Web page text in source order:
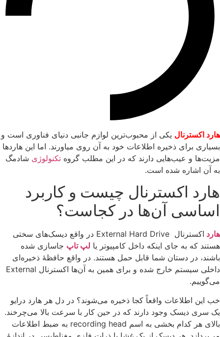
هارد اکسترنال یکی از محبوب‌ترین لوازم جانبی دنیای فناوری است و
بسیاری برای ذخیره اطلاعات خود به آن روی میاورند. اما این هاردها
مزیت‌ها و عیب‌هایی دارند که در این مطلب گروه تکنولوژی شادمگ
به آن اشاره شده است.
هارد اکسترنال چیست و کاربرد
اساسی آن‌ها در کجاست؟
هارد
اکسترنال External Hard Drive در واقع دیسک‌های سختی
هستند که به جای اینکه داخل کامپیوتر یا لپ‌ تاپ جاسازی شده
باشند، در دستان شما قابل حمل هستند. در واقع حافظۀ ذخیره‌ای
داخلی سیستم خارج شده و برای همین به آن‌ها اکسترنال External
می‌گوییم.
خب این اطلاعات واقعاً کجا ذخیره می‌شوند؟ در دل هر هارد درایو
یک سری دیسک وجود دارند که در حین کار با سرعت بالا می‌چرخند.
بالای هر کدام بخشی به اسم recording head به ضبط اطلاعات